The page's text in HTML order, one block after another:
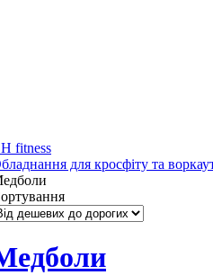
fitness
для кросфіту та